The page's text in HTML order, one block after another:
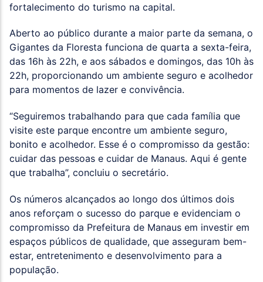
fortalecimento do turismo na capital.
Aberto ao público durante a maior parte da semana, o
Gigantes da Floresta funciona de quarta a sexta-feira,
das 16h às 22h, e aos sábados e domingos, das 10h às
22h, proporcionando um ambiente seguro e acolhedor
para momentos de lazer e convivência.
“Seguiremos trabalhando para que cada família que
visite este parque encontre um ambiente seguro,
bonito e acolhedor. Esse é o compromisso da gestão:
cuidar das pessoas e cuidar de Manaus. Aqui é gente
que trabalha”, concluiu o secretário.
Os números alcançados ao longo dos últimos dois
anos reforçam o sucesso do parque e evidenciam o
compromisso da Prefeitura de Manaus em investir em
espaços públicos de qualidade, que asseguram bem-
estar, entretenimento e desenvolvimento para a
população.